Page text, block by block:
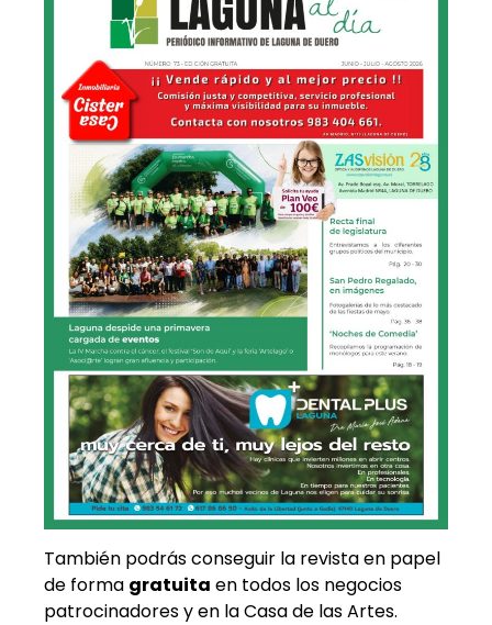
También podrás conseguir la revista en papel
de forma gratuita en todos los negocios
patrocinadores y en la Casa de las Artes.